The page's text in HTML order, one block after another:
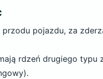
przodu pojazdu, za
rdzeń drugiego